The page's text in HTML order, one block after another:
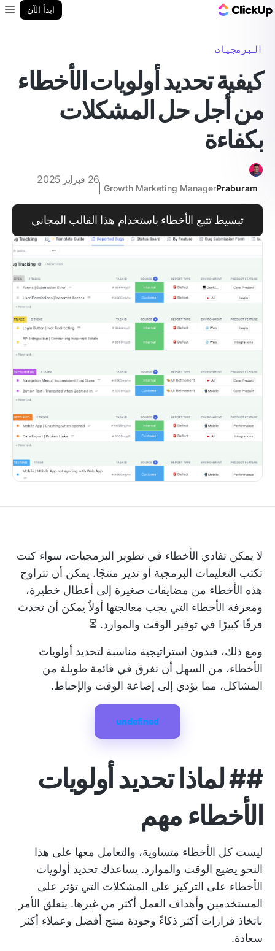
ابدأ الآن
البرمجيات
كيفية تحديد أولويات الأخطاء
من أجل حل المشكلات
بكفاءة
Praburam
Growth Marketing Manager
26 فبراير 2025
تبسيط تتبع الأخطاء باستخدام هذا القالب المجاني
لا يمكن تفادي الأخطاء في تطوير البرمجيات، سواء كنت
تكتب التعليمات البرمجية أو تدير منتجًا. يمكن أن تتراوح
هذه الأخطاء من مضايقات صغيرة إلى أعطال خطيرة،
ومعرفة الأخطاء التي يجب معالجتها أولاً يمكن أن تحدث
فرقًا كبيرًا في توفير الوقت والموارد. ⏳
ومع ذلك، فبدون استراتيجية مناسبة لتحديد أولويات
الأخطاء، من السهل أن تغرق في قائمة طويلة من
المشاكل، مما يؤدي إلى إضاعة الوقت والإحباط.
undefined
##لماذا تحديد أولويات
الأخطاء مهم
ليست كل الأخطاء متساوية، والتعامل معها على هذا
النحو يضيع الوقت والموارد. يساعدك تحديد أولويات
الأخطاء على التركيز على المشكلات التي تؤثر على
المستخدمين وأهداف العمل أكثر من غيرها. يتعلق الأمر
باتخاذ قرارات أكثر ذكاءً وجودة منتج أفضل وعملاء أكثر
سعادة.